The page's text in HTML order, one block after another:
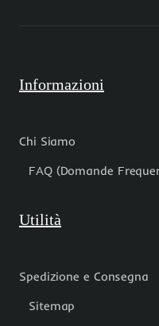
Informazioni
Chi Siamo
FAQ (Domande
Utilità
Spedizione e Consegna
Sitemap